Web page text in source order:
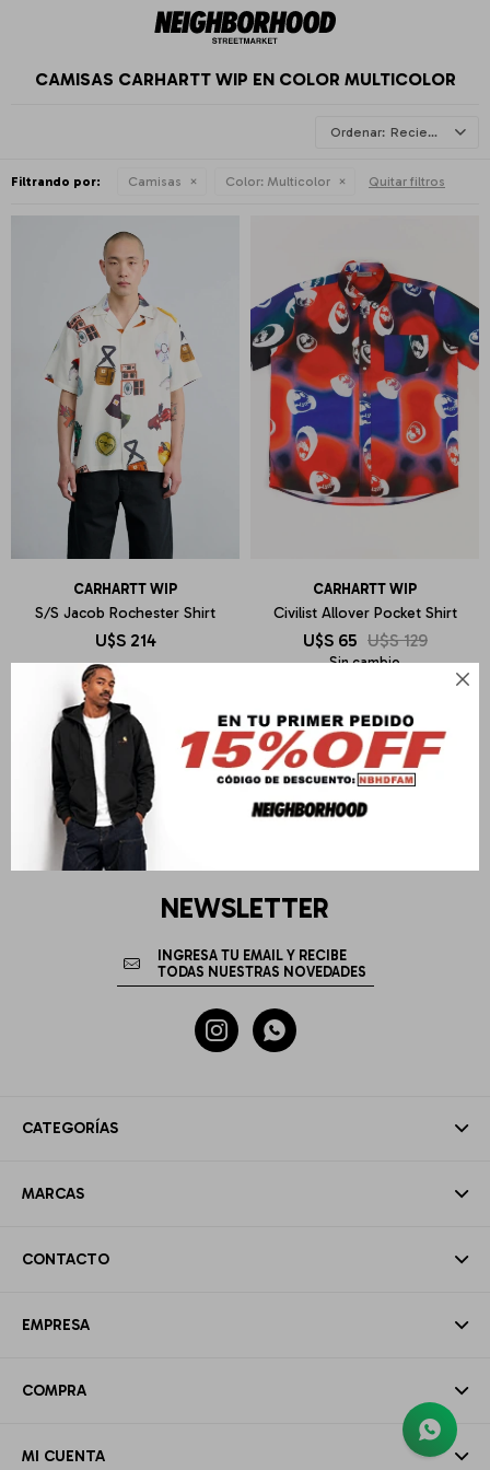

CAMISAS CARHARTT WIP EN COLOR MULTICOLOR
Recientes
Filtrando por: Camisas Color: Multicolor Quitar filtros
CARHARTT WIP
S/S Jacob Rochester Shirt
U$S 214
CARHARTT WIP
Civilist Allover Pocket Shirt
U$S 65 U$S 129
Sin cambio
CATEGORÍAS
MARCAS
CONTACTO
EMPRESA
COMPRA
MI CUENTA
NEWSLETTER
 